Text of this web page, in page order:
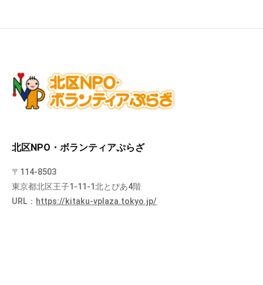
北区NPO・ボランティアぷらざ
〒114-8503
東京都北区王子1-11-1北とぴあ4階
URL： https://kitaku-vplaza.tokyo.jp/